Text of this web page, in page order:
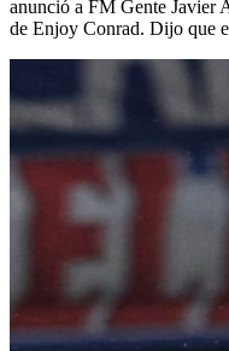
anunció a FM Gente Javier
de Enjoy Conrad. Dijo que